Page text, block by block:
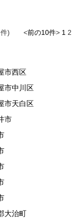
件) <前の10件> 1 2
市西区
市中川区
市天白区
市
大治町